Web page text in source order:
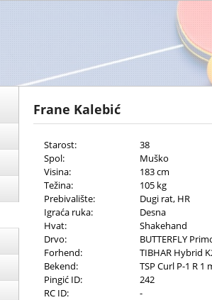
Frane Kalebić
Starost:
38
Spol:
Muško
Visina:
183 cm
Težina:
105 kg
Prebivalište:
Dugi rat, HR
Igraća ruka:
Desna
Hvat:
Shakehand
Drvo:
BUTTERFLY
Forhend:
TIBHAR Hybrid
Bekend:
TSP Curl P-1 R 1
Pingić ID:
242
RC ID:
-